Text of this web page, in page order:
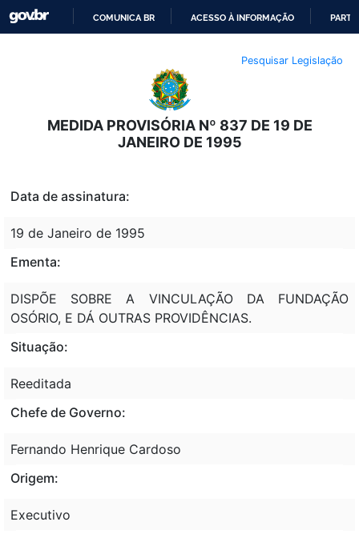
O
CONTEÚDO
COMUNICA BR ACESSO À INFORMAÇÃO
Pesquisar Legislação
MEDIDA PROVISÓRIA Nº 837 DE 19 DE
JANEIRO DE 1995
Data de assinatura:
19 de Janeiro de 1995
Ementa:
DISPÕE SOBRE A VINCULAÇÃO DA FUNDAÇÃO
OSÓRIO, E DÁ OUTRAS PROVIDÊNCIAS.
Situação:
Reeditada
Chefe de Governo:
Fernando Henrique Cardoso
Origem:
Executivo